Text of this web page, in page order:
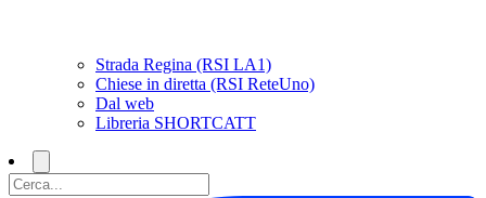
Strada Regina (RSI LA1)
Chiese in diretta (RSI ReteUno)
Dal web
Libreria SHORTCATT